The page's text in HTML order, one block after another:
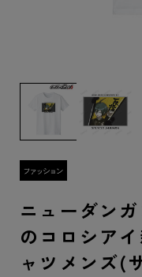
ニューダン
のコロシア
ャツメンズ(